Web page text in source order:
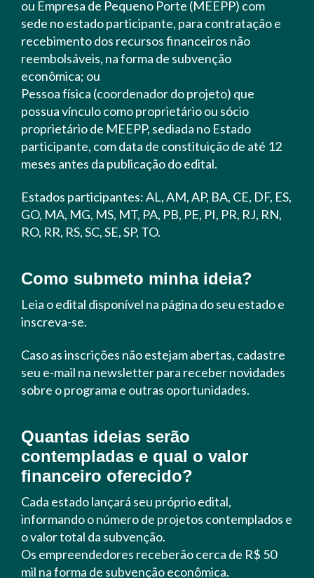
ou Empresa de Pequeno Porte (MEEPP) com
sede no estado participante, para contratação e
recebimento dos recursos financeiros não
reembolsáveis, na forma de subvenção
econômica; ou
Pessoa física (coordenador do projeto) que
possua vínculo como proprietário ou sócio
proprietário de MEEPP, sediada no Estado
participante, com data de constituição de até 12
meses antes da publicação do edital.
Estados participantes: AL, AM, AP, BA, CE, DF, ES,
GO, MA, MG, MS, MT, PA, PB, PE, PI, PR, RJ, RN,
RO, RR, RS, SC, SE, SP, TO.
Como submeto minha ideia?
Leia o edital disponível na página do seu estado e
inscreva-se.
Caso as inscrições não estejam abertas, cadastre
seu e-mail na newsletter para receber novidades
sobre o programa e outras oportunidades.
Quantas ideias serão
contempladas e qual o valor
financeiro oferecido?
Cada estado lançará seu próprio edital,
informando o número de projetos contemplados e
o valor total da subvenção.
Os empreendedores receberão cerca de R$ 50
mil na forma de subvenção econômica.